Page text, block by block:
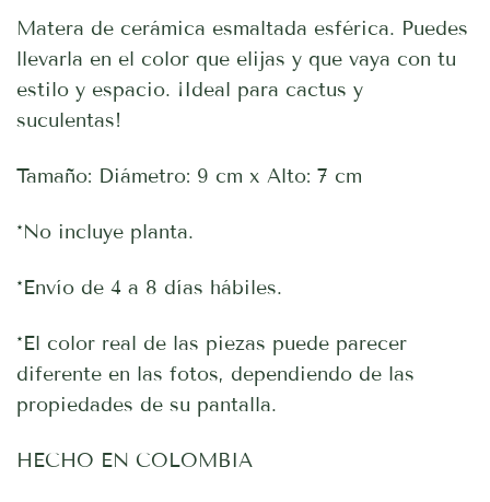
Matera de cerámica esmaltada esférica. Puedes
llevarla en el color que elijas y que vaya con tu
estilo y espacio. ¡Ideal para cactus y
suculentas!
Tamaño: Diámetro: 9 cm x Alto: 7 cm
*No incluye planta.
*Envío de 4 a 8 días hábiles.
*El color real de las piezas puede parecer
diferente en las fotos, dependiendo de las
propiedades de su pantalla.
HECHO EN COLOMBIA